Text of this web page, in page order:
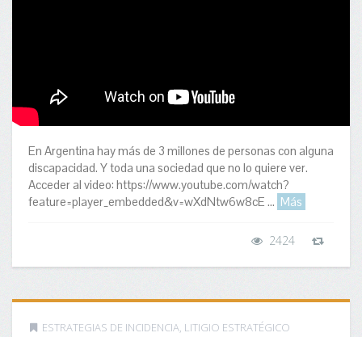
En Argentina hay más de 3 millones de personas con alguna
discapacidad. Y toda una sociedad que no lo quiere ver.
Acceder al video: https://www.youtube.com/watch?
feature=player_embedded&v=wXdNtw6w8cE ... Más
2424
ESTRATEGIAS DE INCIDENCIA, LITIGIO ESTRATÉGICO